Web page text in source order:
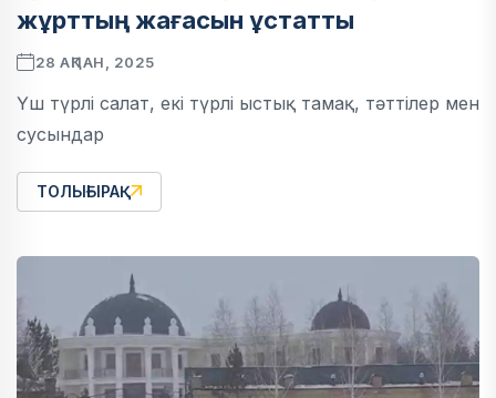
жұрттың жағасын ұстатты
28 АҚПАН, 2025
Үш түрлі салат, екі түрлі ыстық тамақ, тәттілер мен
сусындар
ТОЛЫҒЫРАҚ